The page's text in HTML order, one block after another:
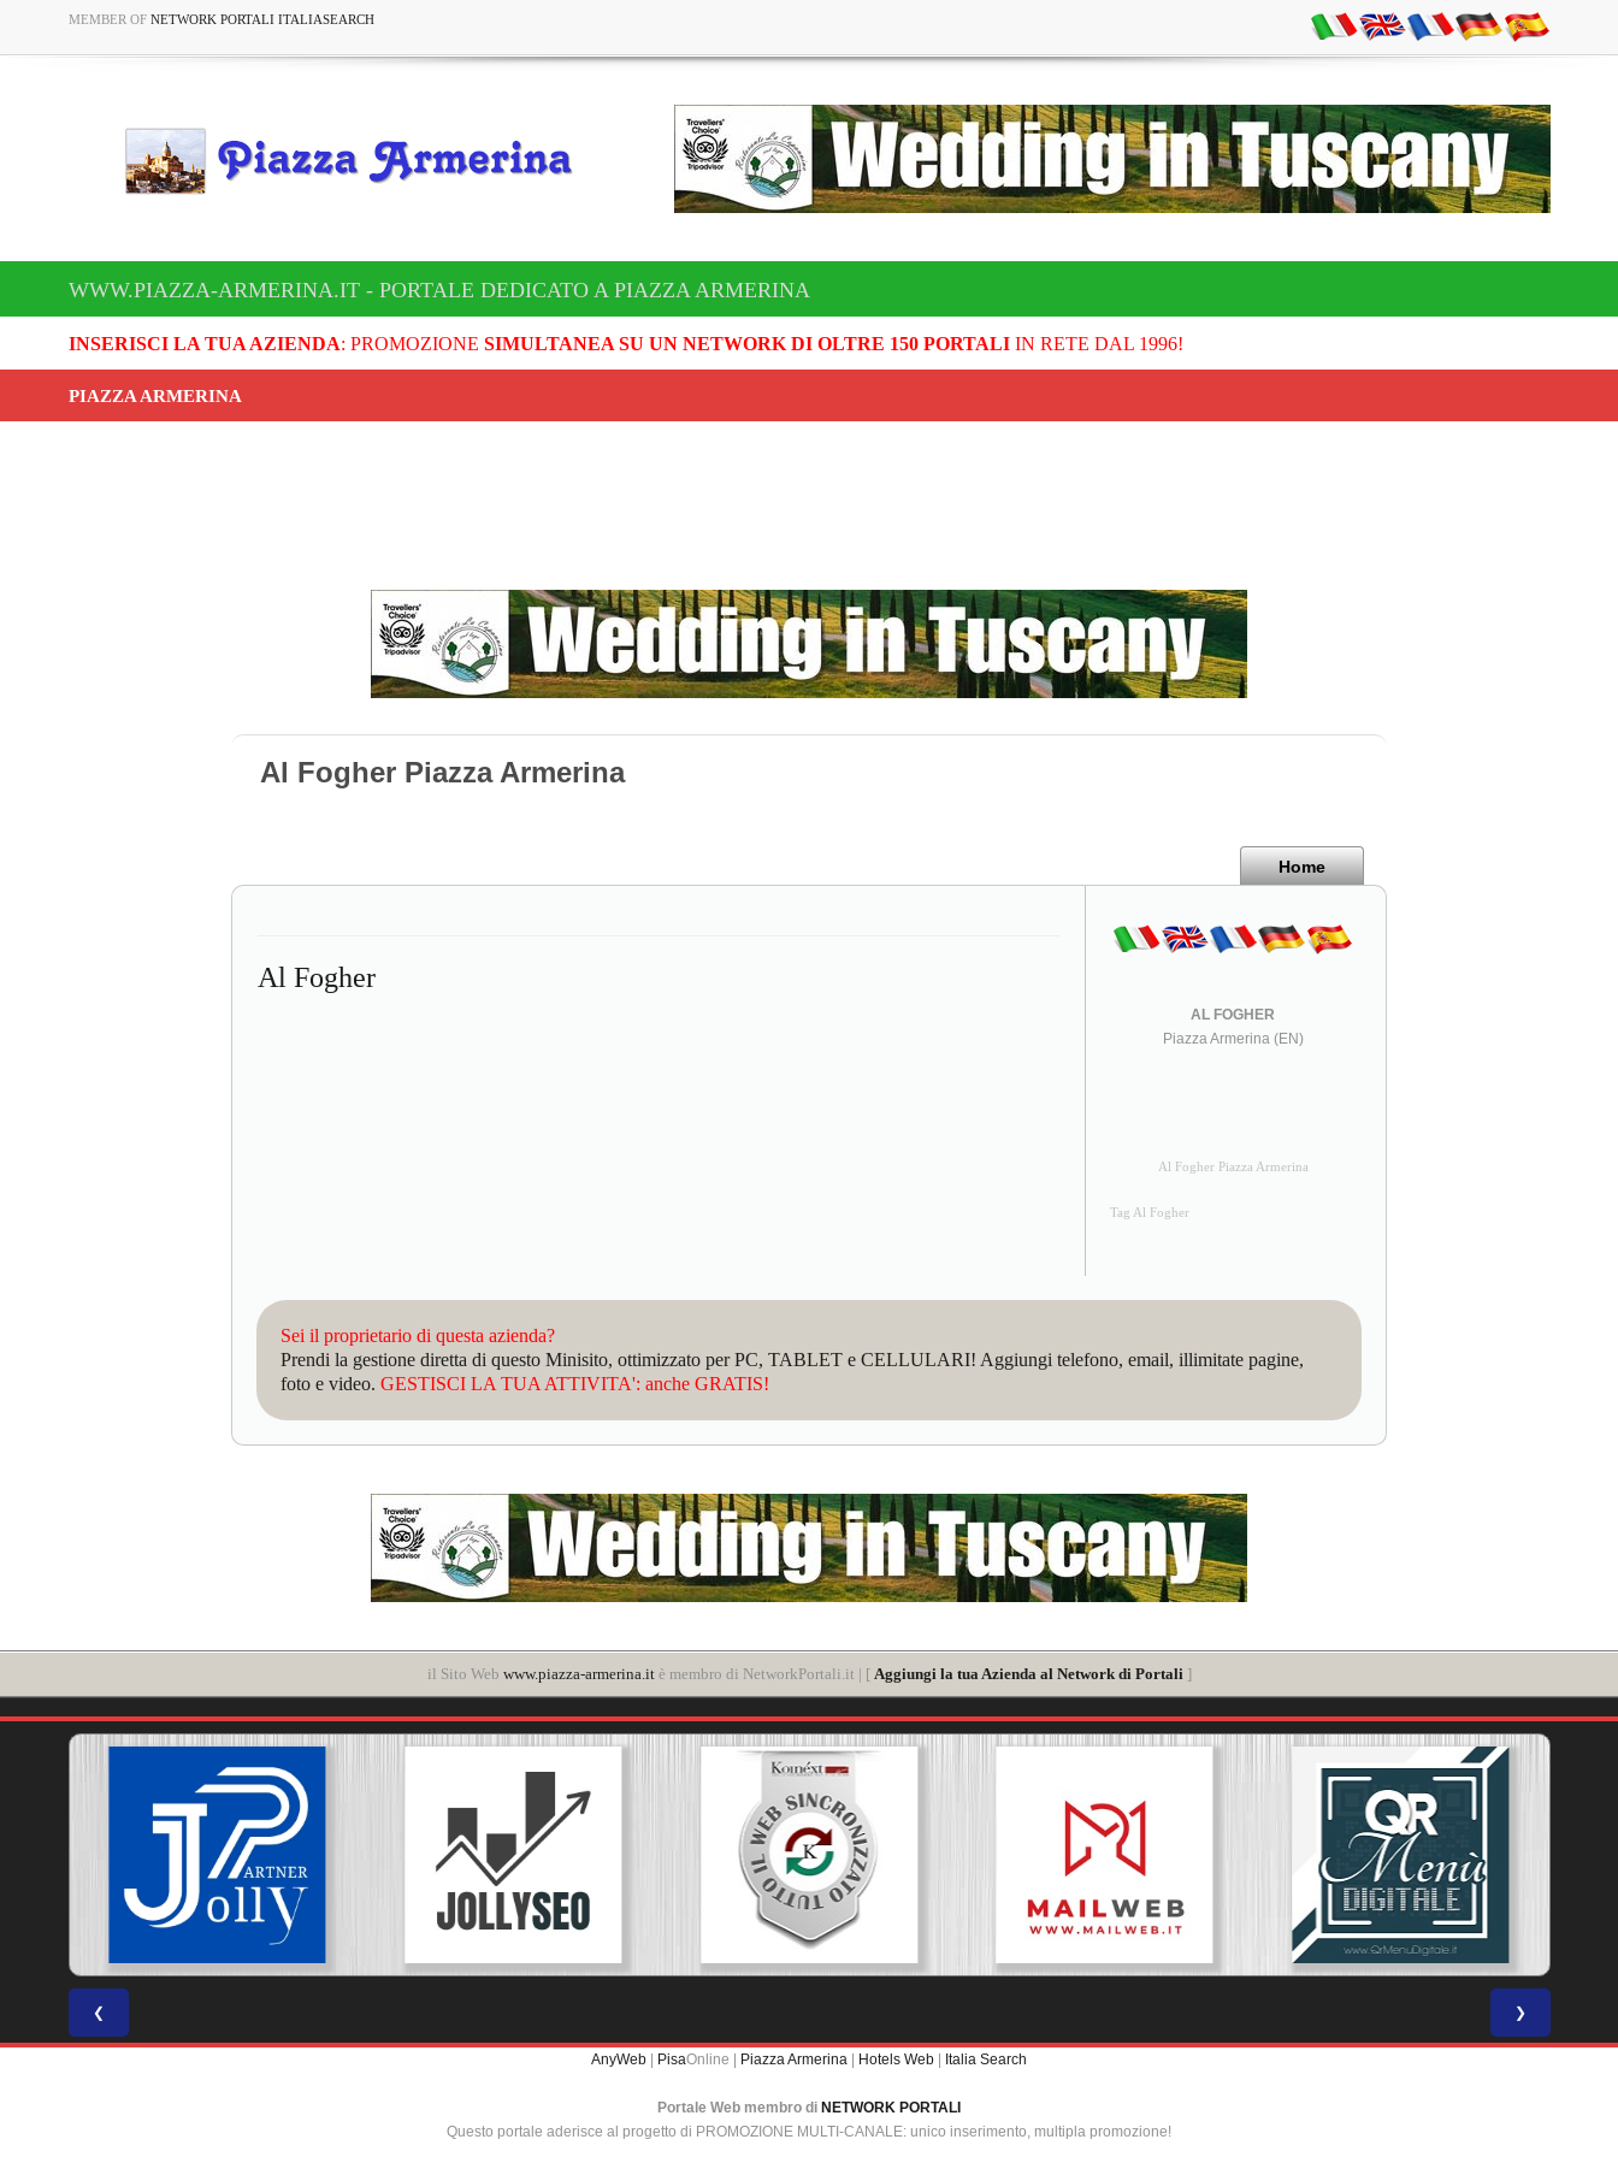
MEMBER OF NETWORK PORTALI ITALIASEARCH
WWW.PIAZZA-ARMERINA.IT - PORTALE DEDICATO A PIAZZA ARMERINA
INSERISCI LA TUA AZIENDA: PROMOZIONE SIMULTANEA SU UN NETWORK DI OLTRE 150 PORTALIIN RETE DAL 1996!
PIAZZA ARMERINA
Al Fogher Piazza Armerina
Home
Al Fogher
AL FOGHER
Piazza Armerina (EN)
Al Fogher Piazza Armerina
Tag Al Fogher
Sei il proprietario di questa azienda?
Prendi la gestione diretta di questo Minisito, ottimizzato per PC, TABLET e CELLULARI! Aggiungi telefono, email, illimitate pagine,
foto e video. GESTISCI LA TUA ATTIVITA': anche GRATIS!
il Sito Web www.piazza-armerina.itè membro di NetworkPortali.it | [ Aggiungi la tua Azienda al Network di Portali ]
❮ ❯
AnyWeb | PisaOnline | Piazza Armerina | Hotels Web | Italia Search
Portale Web membro di NETWORK PORTALI
Questo portale aderisce al progetto di PROMOZIONE MULTI-CANALE: unico inserimento, multipla promozione!